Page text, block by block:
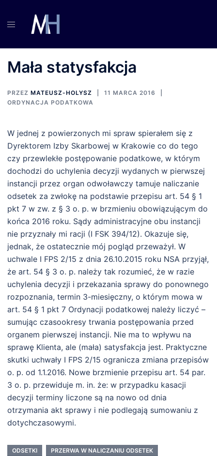
Mała statysfakcja
PRZEZ MATEUSZ-HOLYSZ
11 MARCA 2016
ORDYNACJA PODATKOWA
W jednej z powierzonych mi spraw spierałem się z
Dyrektorem Izby Skarbowej w Krakowie co do tego
czy przewlekłe postępowanie podatkowe, w którym
dochodzi do uchylenia decyzji wydanych w pierwszej
instancji przez organ odwoławczy tamuje naliczanie
odsetek za zwłokę na podstawie przepisu art. 54 § 1
pkt 7 w zw. z § 3 o. p. w brzmieniu obowiązującym do
końca 2016 roku. Sądy administracyjne obu instancji
nie przyznały mi racji (I FSK 394/12). Okazuje się,
jednak, że ostatecznie mój pogląd przeważył. W
uchwale I FPS 2/15 z dnia 26.10.2015 roku NSA przyjął,
że art. 54 § 3 o. p. należy tak rozumieć, że w razie
uchylenia decyzji i przekazania sprawy do ponownego
rozpoznania, termin 3-miesięczny, o którym mowa w
art. 54 § 1 pkt 7 Ordynacji podatkowej należy liczyć –
sumując czasookresy trwania postępowania przed
organem pierwszej instancji. Nie ma to wpływu na
sprawę Klienta, ale (mała) satysfakcja jest. Praktyczne
skutki uchwały I FPS 2/15 ogranicza zmiana przepisów
o. p. od 1.1.2016. Nowe brzmienie przepisu art. 54 par.
3 o. p. przewiduje m. in. że: w przypadku kasacji
decyzji terminy liczone są na nowo od dnia
otrzymania akt sprawy i nie podlegają sumowaniu z
dotychczasowymi.
ODSETKI
PRZERWA W NALICZANIU ODSETEK